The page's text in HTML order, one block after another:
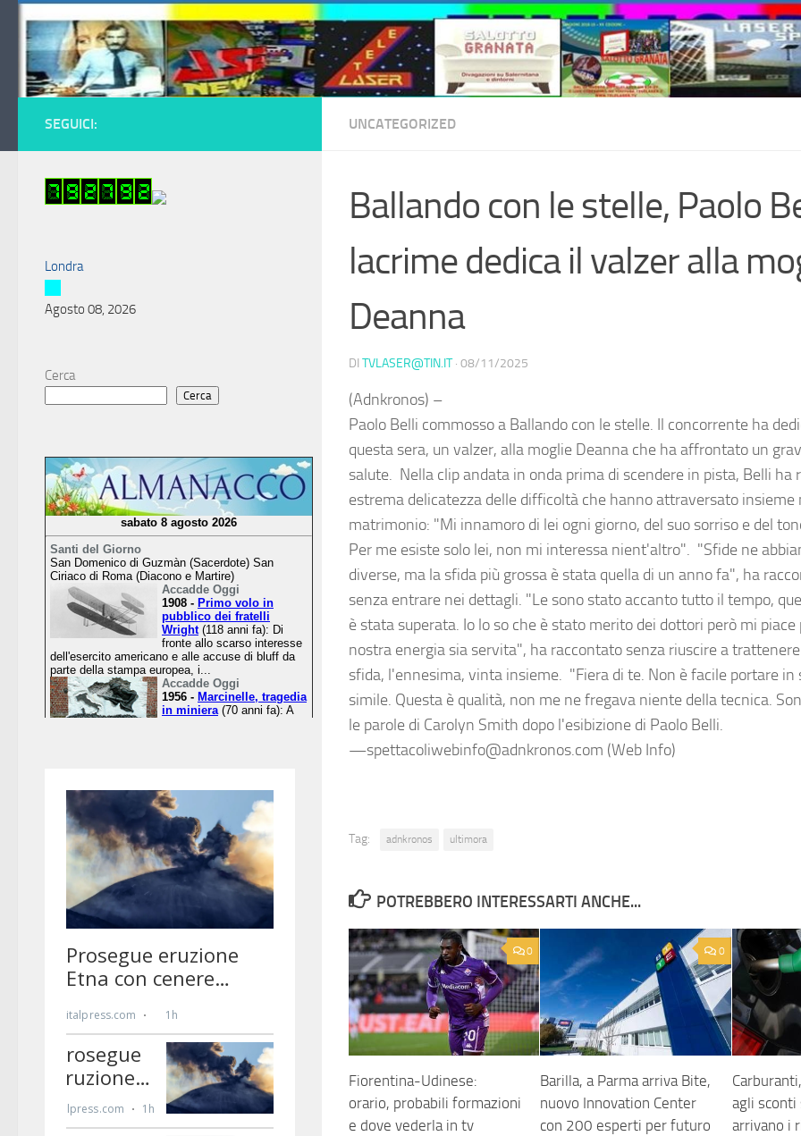
Salta al contenuto
UNCATEGORIZED
Ballando con le stelle, Paolo
lacrime dedica il valzer alla
Deanna
DI TVLASER@TIN.IT · 08/11/2025
(Adnkronos) –
Paolo Belli commosso a Ballando con le stelle. Il concorrente ha
questa sera, un valzer, alla moglie Deanna che ha affrontato un
salute. Nella clip andata in onda prima di scendere in pista, Belli ha
estrema delicatezza delle difficoltà che hanno attraversato insieme
matrimonio: "Mi innamoro di lei ogni giorno, del suo sorriso e del
Per me esiste solo lei, non mi interessa nient'altro". "Sfide ne
diverse, ma la sfida più grossa è stata quella di un anno fa", ha
senza entrare nei dettagli. "Le sono stato accanto tutto il tempo,
è stata superata. Io lo so che è stato merito dei dottori però mi piace
nostra energia sia servita", ha raccontato senza riuscire a
sfida, l'ennesima, vinta insieme. "Fiera di te. Non è facile portare in
simile. Questa è qualità, non me ne fregava niente della tecnica.
le parole di Carolyn Smith dopo l'esibizione di Paolo Belli.
—spettacoliwebinfo@adnkronos.com (Web Info)
Tag: adnkronos ultimora
POTREBBERO INTERESSARTI ANCHE...
0
Fiorentina-Udinese:
orario, probabili formazioni
e dove vederla in tv
0
Barilla, a Parma arriva Bite,
nuovo Innovation Center
con 200 esperti per futuro
agli sconti
arrivano i
SEGUICI:
Londra
Agosto 08, 2026
Cerca
Cerca